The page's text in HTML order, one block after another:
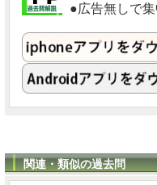
●広告無しで集
関連・類似の過去問